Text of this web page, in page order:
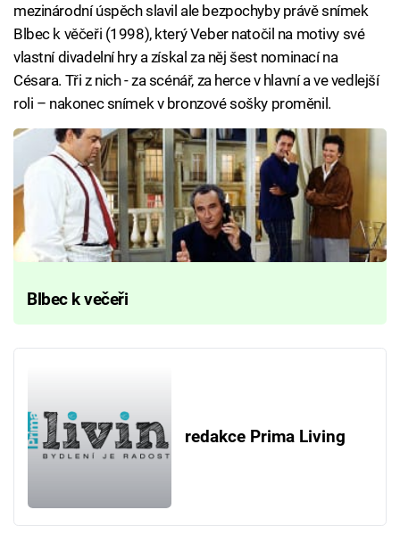
mezinárodní úspěch slavil ale bezpochyby právě snímek
Blbec k věčeři (1998), který Veber natočil na motivy své
vlastní divadelní hry a získal za něj šest nominací na
Césara. Tři z nich - za scénář, za herce v hlavní a ve vedlejší
roli – nakonec snímek v bronzové sošky proměnil.
Blbec k večeři
redakce Prima Living